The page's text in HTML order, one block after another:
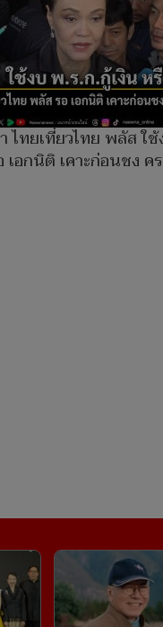
ไทยเที่ยวไทย พลัส ใ
เอกนิติ เคาะก่อนชง ค